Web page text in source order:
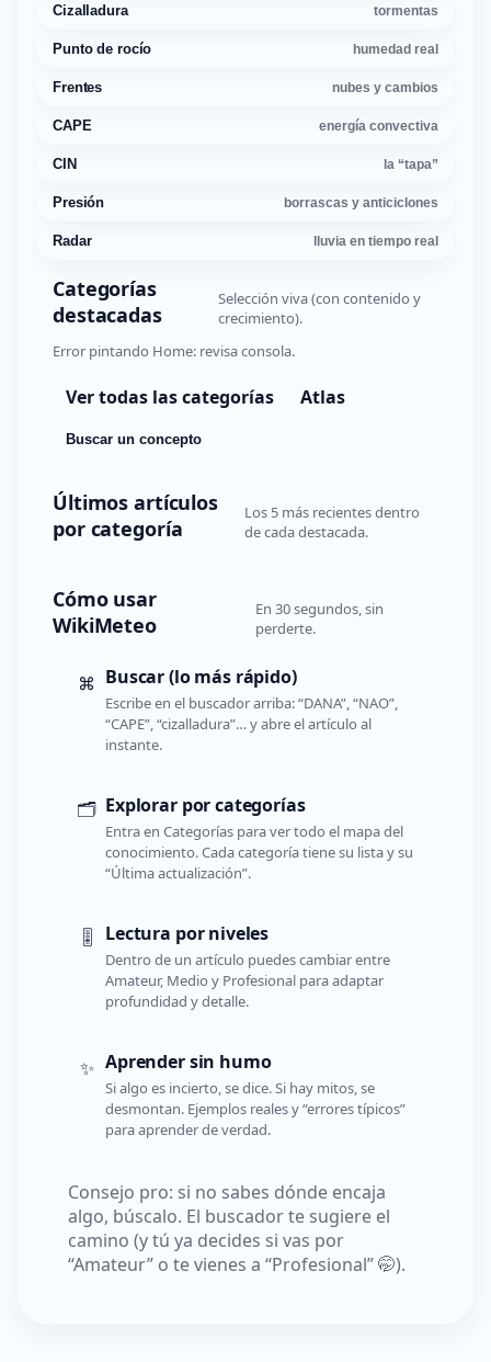
Cizalladura tormentas
Punto de rocío humedad real
Frentes nubes y cambios
CAPE energía convectiva
CIN la “tapa”
Presión borrascas y anticiclones
Radar lluvia en tiempo real
Categorías
destacadas
Selección viva (con contenido y
crecimiento).
Error pintando Home: revisa consola.
Ver todas las categorías Atlas
Buscar un concepto
Últimos artículos
por categoría
Los 5 más recientes dentro
de cada destacada.
Cómo usar
WikiMeteo
En 30 segundos, sin
perderte.
⌘ Buscar (lo más rápido)
Escribe en el buscador arriba: “DANA”, “NAO”,
“CAPE”, “cizalladura”… y abre el artículo al
instante.
🗂️ Explorar por categorías
Entra en Categorías para ver todo el mapa del
conocimiento. Cada categoría tiene su lista y su
“Última actualización”.
🎚️ Lectura por niveles
Dentro de un artículo puedes cambiar entre
Amateur, Medio y Profesional para adaptar
profundidad y detalle.
✨ Aprender sin humo
Si algo es incierto, se dice. Si hay mitos, se
desmontan. Ejemplos reales y “errores típicos”
para aprender de verdad.
Consejo pro: si no sabes dónde encaja
algo, búscalo. El buscador te sugiere el
camino (y tú ya decides si vas por
“Amateur” o te vienes a “Profesional” 🤭).